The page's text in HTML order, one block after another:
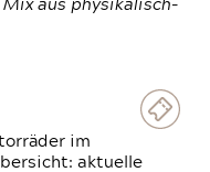
aus physikalisch-
im
aktuelle